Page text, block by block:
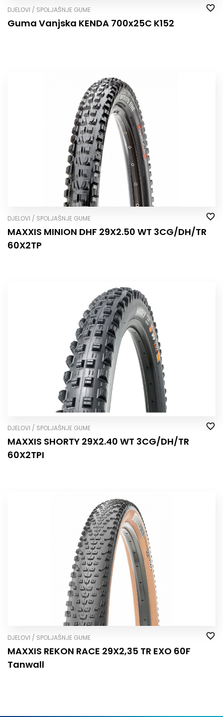
DJELOVI / SPOLJAŠNJE GUME
Guma Vanjska KENDA 700x25C K152
DJELOVI / SPOLJAŠNJE GUME
MAXXIS MINION DHF 29X2.50 WT 3CG/DH/TR
60X2TP
DJELOVI / SPOLJAŠNJE GUME
MAXXIS SHORTY 29X2.40 WT 3CG/DH/TR
60X2TPI
DJELOVI / SPOLJAŠNJE GUME
MAXXIS REKON RACE 29X2,35 TR EXO 60F
Tanwall